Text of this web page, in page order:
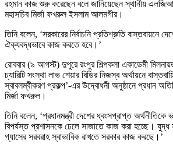
রহমান কাজ শুরু করেছেন বলে জানিয়েছেন স্থানীয়
মহাসচিব মির্জা ফখরুল ইসলাম আলমগীর।
তিনি বলেন, ‘সরকারের নির্বাচনি প্রতিশ্রুতি বাস্তবায়নে
ঐক্যবদ্ধভাবে কাজ করতে হবে।’
রোববার (৯ আগস্ট) দুপুরে রংপুর শিল্পকলা একাডেমী
চ্যারিটি সংস্থা লাভ শেয়ার বিডির নিজস্ব অর্থায়নে
স্বাবলম্বীকরণ প্রকল্প’-এর উদ্বোধনী অনুষ্ঠানে প্রধান
মির্জা ফখরুল।
তিনি বলেন, ‘প্রধানমন্ত্রী দেশের ধ্বংসপ্রাপ্ত
বিপর্যস্ত প্রশাসনকে ঢেলে সাজাতে কাজ করা হচ্ছে।
গ্যাসের সরবরাহ স্বাভাবিক রাখতে সরকার কাজ করছে।’